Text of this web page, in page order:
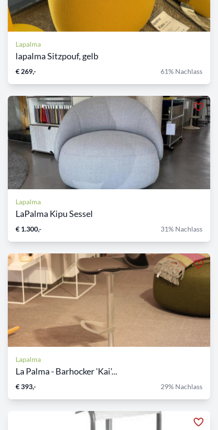
Lapalma
lapalma Sitzpouf, gelb
€ 269,- 61% Nachlass
Lapalma
LaPalma Kipu Sessel
€ 1.300,- 31% Nachlass
Lapalma
La Palma - Barhocker 'Kai'...
€ 393,- 29% Nachlass